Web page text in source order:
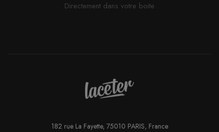
Directement dans votre boite
182 rue La Fayette, 75010 PARIS, France